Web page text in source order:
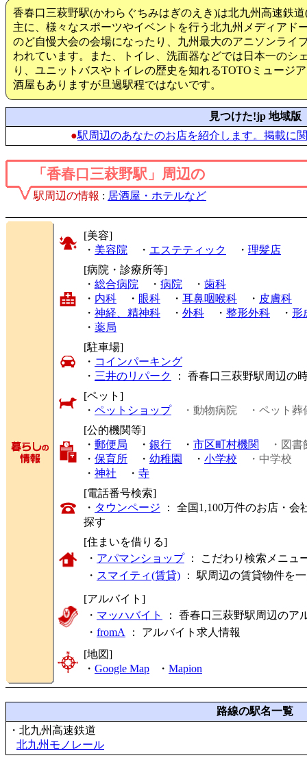
香春口三萩野駅(かわらぐちみはぎのえき)は北九州高速鉄
主に、様々なスポーツやイベントを行う北九州メディアド
のど自慢大会の会場になったり、九州最大のアニソンライ
われています。また、トイレ、洗面器などでは日本一のシ
り、ユニットバスやトイレの歴史を知れるTOTOミュージ
酒屋もありますが旦過駅程ではないです。
見つけた!jp 地域版
●駅周辺のあなたのお店を紹介します。掲載に
「香春口三萩野駅」周辺の
駅周辺の情報 : 居酒屋・ホテルなど
[美容]
・ 美容院 ・ エステティック ・ 理髪店
[病院・診療所等]
・ 総合病院 ・ 病院 ・ 歯科
・ 内科 ・ 眼科 ・ 耳鼻咽喉科 ・ 皮膚科
・ 神経、精神科 ・ 外科 ・ 整形外科 ・ 形
・ 薬局
[駐車場]
・ コインパーキング
・ 三井のリパーク
： 香春口三萩野駅周辺の
[ペット]
・ ペットショップ ・動物病院
・ペット葬
[公的機関等]
・ 郵便局 ・ 銀行 ・ 市区町村機関
・図書
・ 保育所 ・ 幼稚園 ・ 小学校 ・中学校
・ 神社 ・ 寺
[電話番号検索]
・ タウンページ ： 全国1,100万件のお店・
探す
[住まいを借りる]
・ アパマンショップ： こだわり検索メニュ
・ スマイティ(賃貸) ： 駅周辺の賃貸物件を
[アルバイト]
・ マッハバイト
： 香春口三萩野駅周辺のア
・ fromA ： アルバイト求人情報
[地図]
・ Google Map ・ Mapion
路線の駅名一覧
・北九州高速鉄道
北九州モノレール